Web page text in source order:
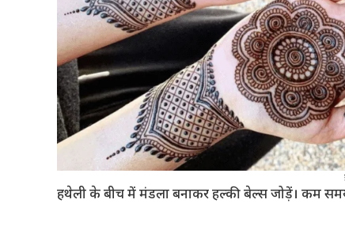
हथेली के बीच में मंडला बनाकर हल्की बेल्स जोड़ें। कम समय